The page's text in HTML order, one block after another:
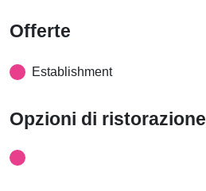
Offerte
Establishment
Opzioni di ristorazione